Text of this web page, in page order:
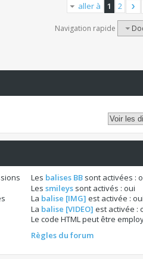
aller à 1 2
Navigation rapide
Les balises BBsont activées :
Les smileyssont activés : oui
La balise [IMG] est activée : oui
La balise [VIDEO] est activée :
Le code HTML peut être
Règles du forum